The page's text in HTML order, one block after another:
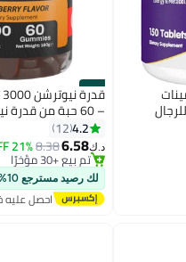
دعم
#40
– 60 حبة من قدرة
مستخلص جذور
التوتر، توازن المزاج،
(نكهة الفراولة) –
4.2
12
د.ك‏6.58
8.38
21% OFF
تم بيع +30 مؤخرًا
تم بيع +30 مؤخرًا
لك رصيد مسترجع 10%
احصل عليه